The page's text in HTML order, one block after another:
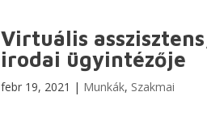
Virtuális
irodai ügyintézője
febr 19, 2021 | Munkák, Szakmai